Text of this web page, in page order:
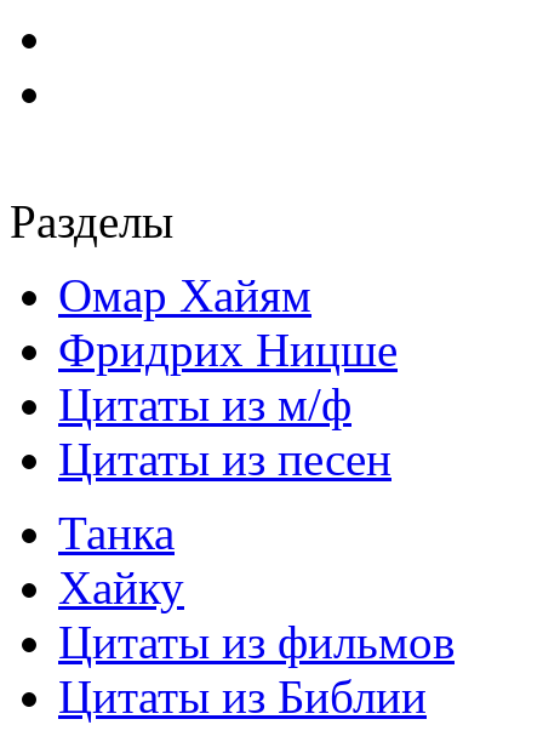
Разделы
Омар Хайям
Фридрих Ницше
Цитаты из м/ф
Цитаты из песен
Танка
Хайку
Цитаты из фильмов
Цитаты из Библии